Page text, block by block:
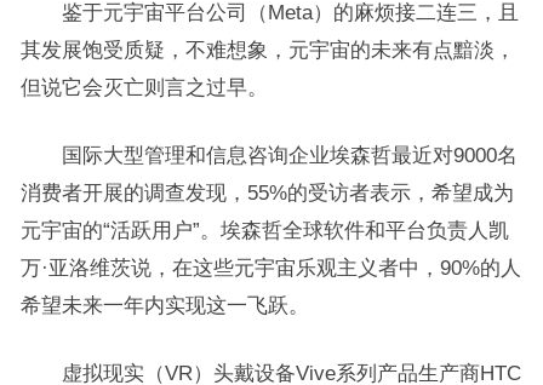
鉴于元宇宙平台公司（Meta）的麻烦接二连三，且
其发展饱受质疑，不难想象，元宇宙的未来有点黯淡，
但说它会灭亡则言之过早。
国际大型管理和信息咨询企业埃森哲最近对9000名
消费者开展的调查发现，55%的受访者表示，希望成为
元宇宙的“活跃用户”。埃森哲全球软件和平台负责人凯
万·亚洛维茨说，在这些元宇宙乐观主义者中，90%的人
希望未来一年内实现这一飞跃。
虚拟现实（VR）头戴设备Vive系列产品生产商HTC